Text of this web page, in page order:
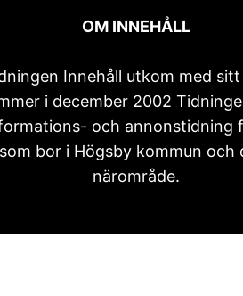
OM INNEHÅLL
Innehåll utkom med
i december 2002
och annonstidning
som bor i Högsby kommun och
närområde.